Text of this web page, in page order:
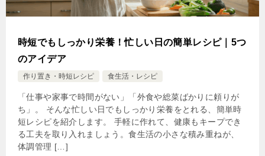
時短でもしっかり栄養！忙しい日の簡単レシピ｜5つ
のアイデア
作り置き・時短レシピ 食生活・レシピ
「仕事や家事で時間がない」「外食や総菜ばかりに頼りが
ち」。 そんな忙しい日でもしっかり栄養をとれる、簡単時
短レシピを紹介します。 手軽に作れて、健康もキープでき
る工夫を取り入れましょう。食生活の小さな積み重ねが、
体調管理 […]